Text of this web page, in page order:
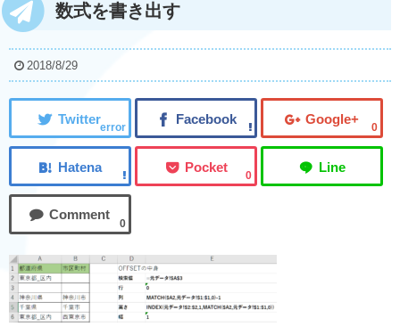
数式を書き出す
2018/8/29
error 0
0
0